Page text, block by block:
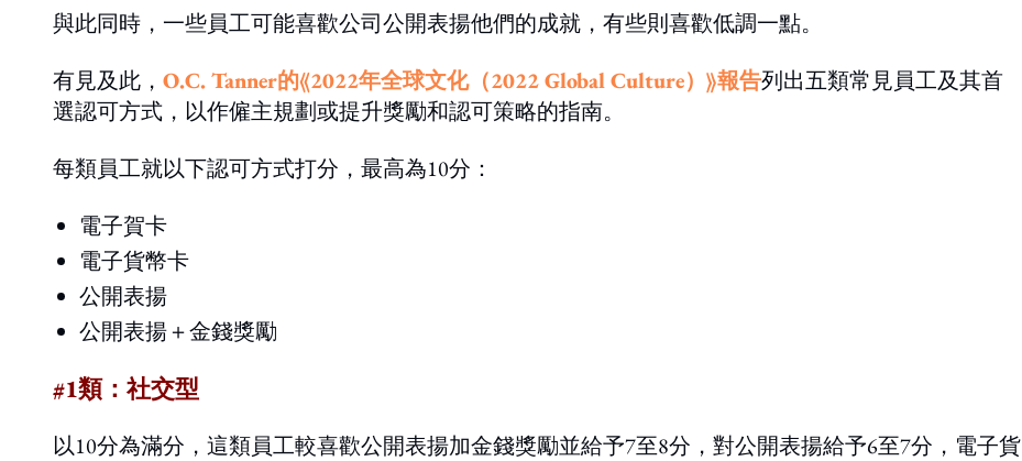
與此同時，一些員工可能喜歡公司公開表揚他們的成就，有些則喜歡低調一點。
有見及此， O.C. Tanner的《2022年全球文化（2022 Global Culture）》報告列出五類常見員工及其首
選認可方式，以作僱主規劃或提升獎勵和認可策略的指​​南。
每類員工就以下認可方式打分，最高為10分：
電子賀卡
電子貨幣卡
公開表揚
公開表揚＋金錢獎勵
#1類：社交型
以10分為滿分，這類員工較喜歡公開表揚加金錢獎勵並給予7至8分，對公開表揚給予6至7分，電子貨